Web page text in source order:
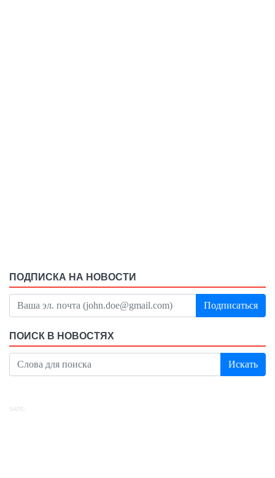
ПОДПИСКА НА НОВОСТИ
Подписаться
ПОИСК В НОВОСТЯХ
Искать
SAPE: